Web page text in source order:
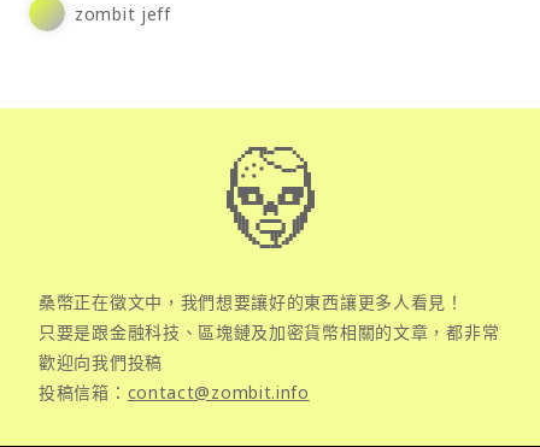
zombit jeff
桑幣正在徵文中，我們想要讓好的東西讓更多人看見！
只要是跟金融科技、區塊鏈及加密貨幣相關的文章，都非常
歡迎向我們投稿
投稿信箱： contact@zombit.info